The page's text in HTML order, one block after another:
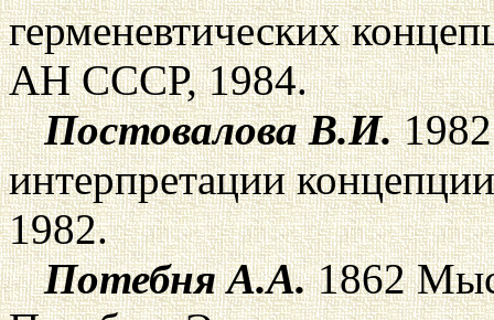
герменевтических
АН СССР, 1984.
Постовалова В.И.1982
интерпретации
1982.
Потебня А.А.1862